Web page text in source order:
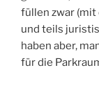
füllen zwar
und teils
haben aber,
für die